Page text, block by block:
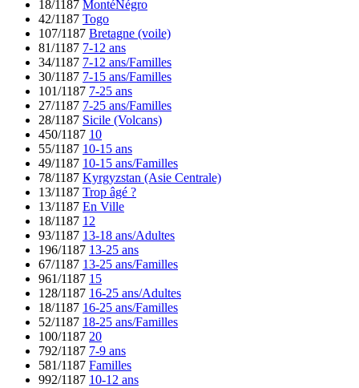
18/1187 MontéNégro
42/1187 Togo
107/1187 Bretagne (voile)
81/1187 7-12 ans
34/1187 7-12 ans/Familles
30/1187 7-15 ans/Familles
101/1187 7-25 ans
27/1187 7-25 ans/Familles
28/1187 Sicile (Volcans)
450/1187 10
55/1187 10-15 ans
49/1187 10-15 ans/Familles
78/1187 Kyrgyzstan (Asie Centrale)
13/1187 Trop âgé ?
13/1187 En Ville
18/1187 12
93/1187 13-18 ans/Adultes
196/1187 13-25 ans
67/1187 13-25 ans/Familles
961/1187 15
128/1187 16-25 ans/Adultes
18/1187 16-25 ans/Familles
52/1187 18-25 ans/Familles
100/1187 20
792/1187 7-9 ans
581/1187 Familles
992/1187 10-12 ans